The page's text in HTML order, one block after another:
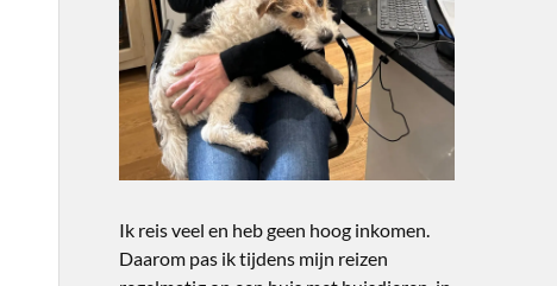
Ik reis veel en heb geen hoog inkomen.
Daarom pas ik tijdens mijn reizen